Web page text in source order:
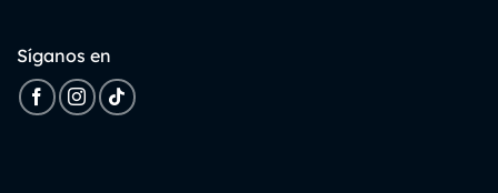
Síganos en